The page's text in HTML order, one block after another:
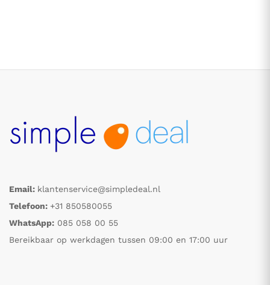
Email: klantenservice@simpledeal.nl
Telefoon: +31 850580055
WhatsApp: 085 058 00 55
Bereikbaar op werkdagen tussen 09:00 en 17:00 uur